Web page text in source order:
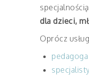
dla dzieci,
Oprócz
pedagoga